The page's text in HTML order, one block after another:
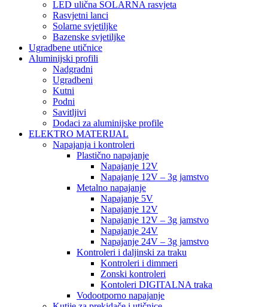
LED ulična SOLARNA rasvjeta
Rasvjetni lanci
Solarne svjetiljke
Bazenske svjetiljke
Ugradbene utičnice
Aluminijski profili
Nadgradni
Ugradbeni
Kutni
Podni
Savitljivi
Dodaci za aluminijske profile
ELEKTRO MATERIJAL
Napajanja i kontroleri
Plastično napajanje
Napajanje 12V
Napajanje 12V – 3g jamstvo
Metalno napajanje
Napajanje 5V
Napajanje 12V
Napajanje 12V – 3g jamstvo
Napajanje 24V
Napajanje 24V – 3g jamstvo
Kontroleri i daljinski za traku
Kontroleri i dimmeri
Zonski kontroleri
Kontoleri DIGITALNA traka
Vodootporno napajanje